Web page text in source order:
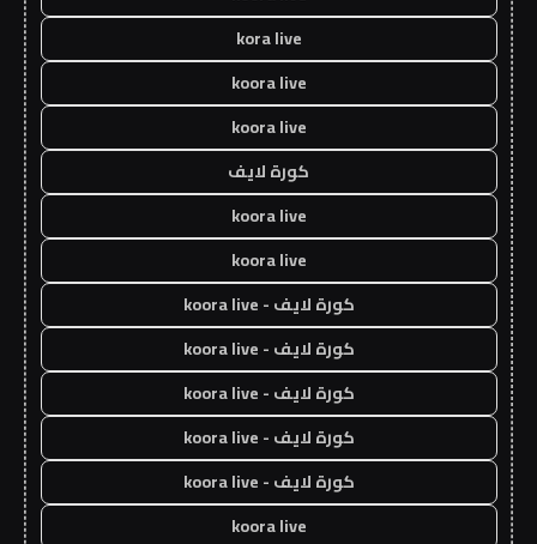
kora live
koora live
koora live
كورة لايف
koora live
koora live
كورة لايف - koora live
كورة لايف - koora live
كورة لايف - koora live
كورة لايف - koora live
كورة لايف - koora live
koora live